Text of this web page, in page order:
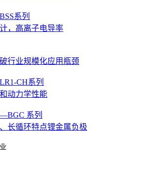
系列
，高离子电导率
行业规模化应用瓶颈
CH系列
动力学性能
系列
长循环特点锂金属负极